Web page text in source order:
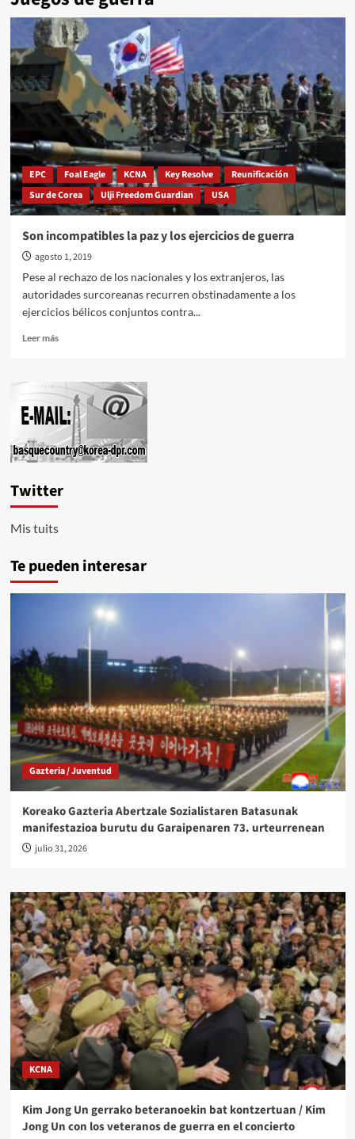
EPC Foal Eagle KCNA Key Resolve
Reunificación
Sur de Corea
Ulji Freedom Guardian USA
Son incompatibles la paz y los ejercicios de guerra
agosto 1, 2019
Pese al rechazo de los nacionales y los extranjeros, las
autoridades surcoreanas recurren obstinadamente a los
ejercicios bélicos conjuntos contra...
Leer másLeer
Son
incompatibles
la
paz
y
los
de
Twitter
Mis tuits
Te pueden interesar
Gazteria / Juventud
Koreako Gazteria Abertzale Sozialistaren Batasunak
manifestazioa burutu du Garaipenaren 73. urteurrenean
julio 31, 2026
KCNA
Kim Jong Un gerrako beteranoekin bat kontzertuan / Kim
Jong Un con los veteranos de guerra en el concierto